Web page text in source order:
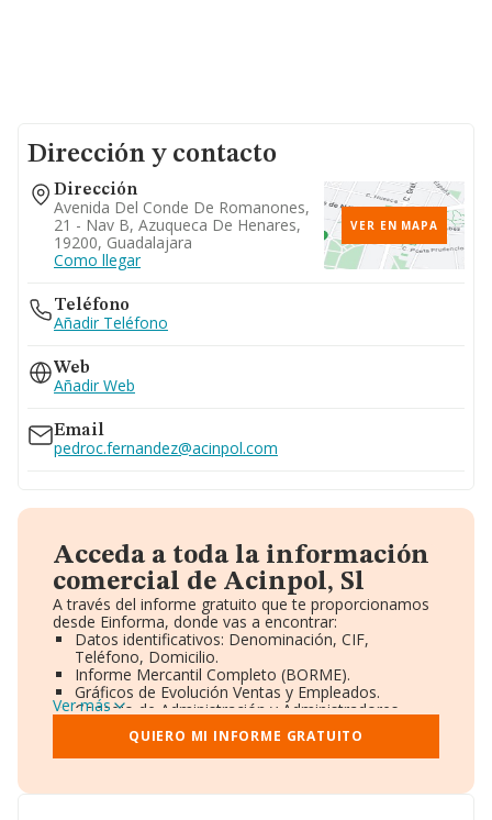
Dirección y contacto
Dirección
Avenida Del Conde De Romanones,
21 - Nav B, Azuqueca De Henares,
19200, Guadalajara
Como llegar
VER EN MAPA
Teléfono
Añadir Teléfono
Web
Añadir Web
Email
pedroc.fernandez@acinpol.com
Acceda a toda la información
comercial de Acinpol, Sl
A través del informe gratuito que te proporcionamos
desde Einforma, donde vas a encontrar:
Datos identificativos: Denominación, CIF,
Teléfono, Domicilio.
Informe Mercantil Completo (BORME).
Gráficos de Evolución Ventas y Empleados.
Consejo de Administración y Administradores.
Directivos y Ejecutivos.
Accionistas.
Participaciones y Vinculaciones en otras empresas.
Información oficial y registral complementaria.
Ver más
QUIERO MI INFORME GRATUITO